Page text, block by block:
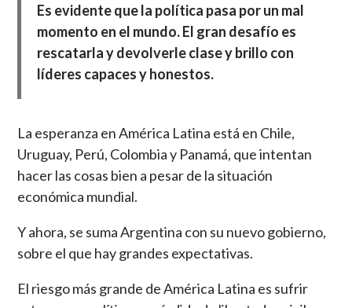
Es evidente que la política pasa por un mal
momento en el mundo. El gran desafío es
rescatarla y devolverle clase y brillo con
líderes capaces y honestos.
La esperanza en América Latina está en Chile,
Uruguay, Perú, Colombia y Panamá, que intentan
hacer las cosas bien a pesar de la situación
económica mundial.
Y ahora, se suma Argentina con su nuevo gobierno,
sobre el que hay grandes expectativas.
El riesgo más grande de América Latina es sufrir